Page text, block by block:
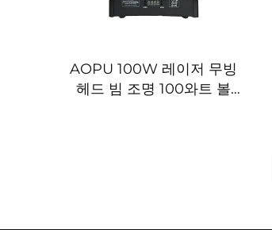
AOPU 100W 레이저 무빙
헤드 빔 조명 100와트 볼